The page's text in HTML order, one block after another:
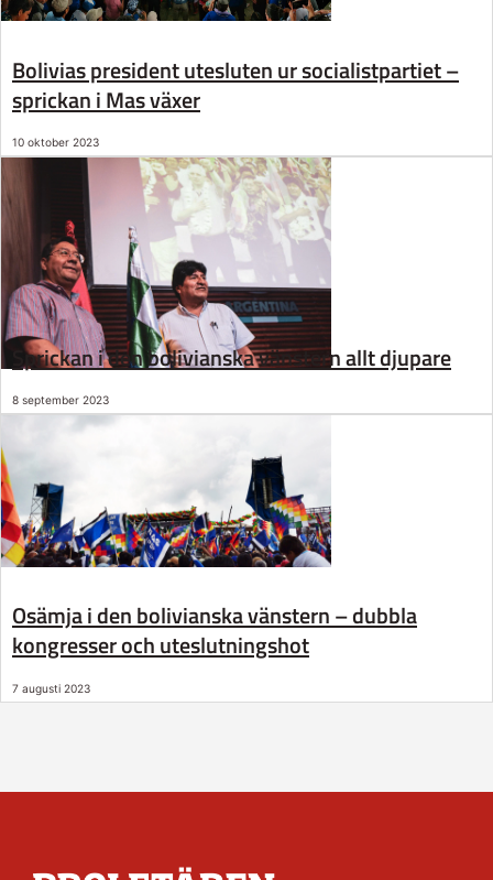
Bolivias president utesluten ur socialistpartiet –
sprickan i Mas växer
10 oktober 2023
Sprickan i den bolivianska vänstern allt djupare
8 september 2023
Osämja i den bolivianska vänstern – dubbla
kongresser och uteslutningshot
7 augusti 2023